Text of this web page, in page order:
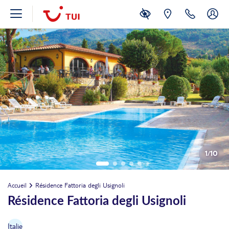
1/10
Accueil Résidence Fattoria degli Usignoli
Résidence Fattoria degli Usignoli
Italie